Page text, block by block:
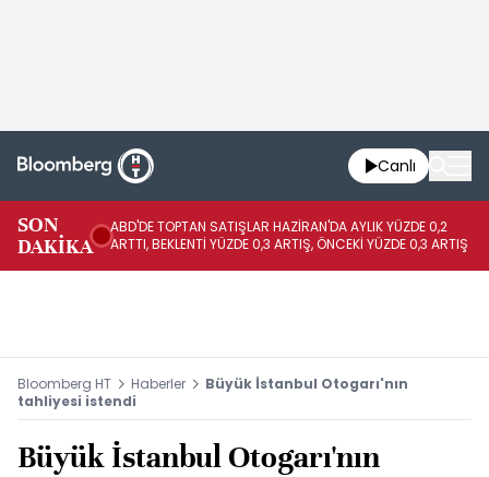
Canlı
SON
DAKİKA
ABD'DE TOPTAN SATIŞLAR HAZİRAN'DA AYLIK YÜZDE 0,2
ARTTI, BEKLENTİ YÜZDE 0,3 ARTIŞ, ÖNCEKİ YÜZDE 0,3 ARTIŞ
Bloomberg HT Haberler
Büyük İstanbul Otogarı'nın
tahliyesi istendi
Büyük İstanbul Otogarı'nın